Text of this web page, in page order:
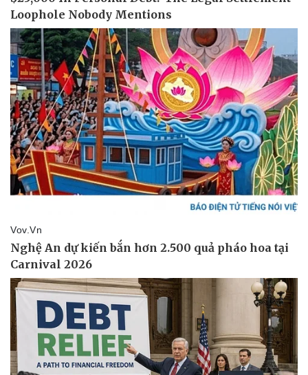
Thể thao
Bóng đá
Lịch thi đấu bóng đá
Thế giới thể thao
eSports
Hậu trường
Ô tô - Xe máy
Ô tô
Xe máy
Tư vấn